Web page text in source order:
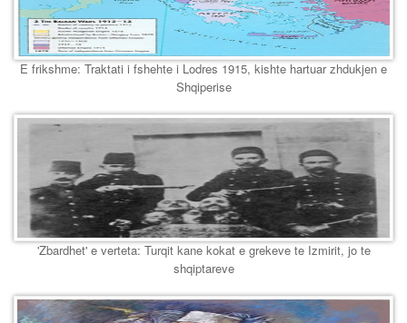
E frikshme: Traktati i fshehte i Lodres 1915, kishte hartuar zhdukjen e
Shqiperise
'Zbardhet' e verteta: Turqit kane kokat e grekeve te Izmirit, jo te
shqiptareve